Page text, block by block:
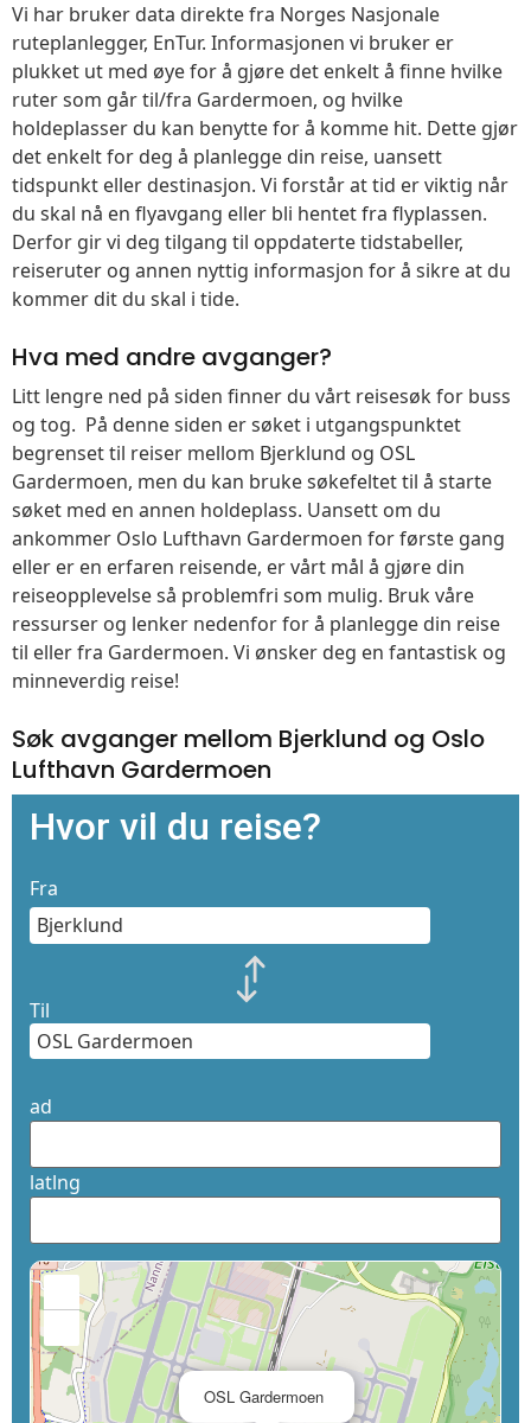
Vi har bruker data direkte fra Norges Nasjonale
ruteplanlegger, EnTur. Informasjonen vi bruker er
plukket ut med øye for å gjøre det enkelt å finne hvilke
ruter som går til/fra Gardermoen, og hvilke
holdeplasser du kan benytte for å komme hit. Dette gjør
det enkelt for deg å planlegge din reise, uansett
tidspunkt eller destinasjon. Vi forstår at tid er viktig når
du skal nå en flyavgang eller bli hentet fra flyplassen.
Derfor gir vi deg tilgang til oppdaterte tidstabeller,
reiseruter og annen nyttig informasjon for å sikre at du
kommer dit du skal i tide.
Hva med andre avganger?
Litt lengre ned på siden finner du vårt reisesøk for buss
og tog. På denne siden er søket i utgangspunktet
begrenset til reiser mellom Bjerklund og OSL
Gardermoen, men du kan bruke søkefeltet til å starte
søket med en annen holdeplass. Uansett om du
ankommer Oslo Lufthavn Gardermoen for første gang
eller er en erfaren reisende, er vårt mål å gjøre din
reiseopplevelse så problemfri som mulig. Bruk våre
ressurser og lenker nedenfor for å planlegge din reise
til eller fra Gardermoen. Vi ønsker deg en fantastisk og
minneverdig reise!
Søk avganger mellom Bjerklund og Oslo
Lufthavn Gardermoen
Hvor vil du reise?
Fra
Til
ad
latlng
OSL Gardermoen